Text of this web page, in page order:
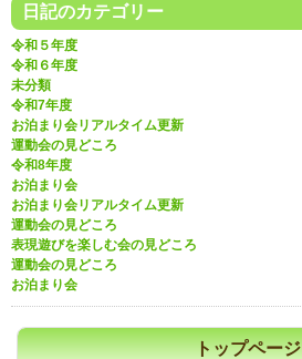
日記のカテゴリー
令和５年度
令和６年度
未分類
令和7年度
お泊まり会リアルタイム更新
運動会の見どころ
令和8年度
お泊まり会
お泊まり会リアルタイム更新
運動会の見どころ
表現遊びを楽しむ会の見どころ
運動会の見どころ
お泊まり会
トップページ